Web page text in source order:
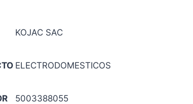
KOJAC SAC
ELECTRODOMESTICOS
5003388055